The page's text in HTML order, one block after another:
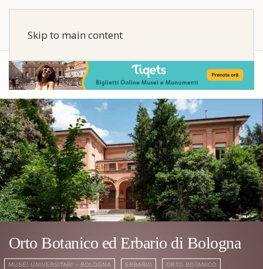
Skip to main content
Orto Botanico ed Erbario di Bologna
MUSEI UNIVERSITARI - BOLOGNA ERBARIO ORTO BOTANICO